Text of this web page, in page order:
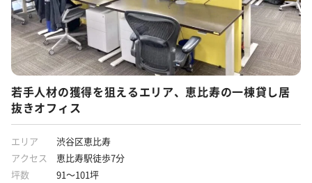
若手人材の獲得を狙えるエリア、恵比寿の一棟貸し居
抜きオフィス
エリア
渋谷区恵比寿
アクセス
恵比寿駅徒歩7分
坪数
91～101坪